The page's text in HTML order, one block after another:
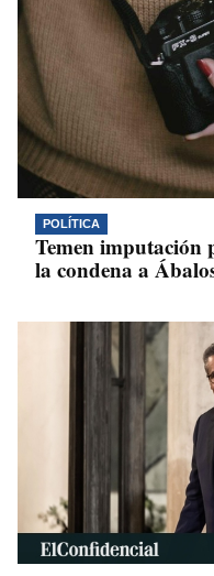
POLÍTICA
Temen imputación
la condena a